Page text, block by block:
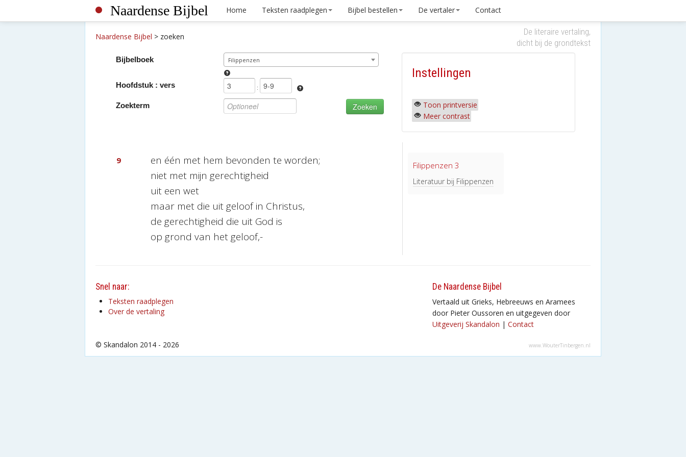
Naardense Bijbel Home Teksten raadplegen Bijbel bestellen De vertaler Contact
De literaire vertaling,
dicht bij de grondtekst
Naardense Bijbel > zoeken
Bijbelboek Filippenzen
Hoofdstuk : vers :
Zoekterm
Instellingen
Toon printversie
Meer contrast
9
en één met hem bevonden te worden;
niet met mijn gerechtigheid
uit een wet
maar met die uit geloof in Christus,
de gerechtigheid die uit God is
op grond van het geloof,-
Filippenzen 3
Literatuur bij Filippenzen
Snel naar:
Teksten raadplegen
Over de vertaling
De Naardense Bijbel
Vertaald uit Grieks, Hebreeuws en Aramees
door Pieter Oussoren en uitgegeven door
Uitgeverij Skandalon |Contact
www.WouterTinbergen.nl
© Skandalon 2014 - 2026